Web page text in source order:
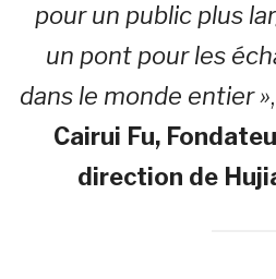
pour un public plus
un pont pour les
dans le monde entier »
Cairui Fu,
direction de